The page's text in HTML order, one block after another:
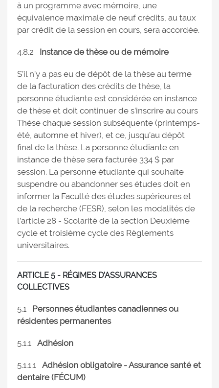
à un programme avec mémoire, une
équivalence maximale de neuf crédits, au taux
par crédit de la session en cours, sera accordée.
4.8.2 Instance de thèse ou de mémoire
S’il n’y a pas eu de dépôt de la thèse au terme
de la facturation des crédits de thèse, la
personne étudiante est considérée en instance
de thèse et doit continuer de s’inscrire au cours
Thèse chaque session subséquente (printemps-
été, automne et hiver), et ce, jusqu’au dépôt
final de la thèse. La personne étudiante en
instance de thèse sera facturée 334 $ par
session. La personne étudiante qui souhaite
suspendre ou abandonner ses études doit en
informer la Faculté des études supérieures et
de la recherche (FESR), selon les modalités de
l’article 28 - Scolarité de la section Deuxième
cycle et troisième cycle des Règlements
universitaires.
ARTICLE 5 - RÉGIMES D’ASSURANCES
COLLECTIVES
5.1 Personnes étudiantes canadiennes ou
résidentes permanentes
5.1.1 Adhésion
5.1.1.1 Adhésion obligatoire - Assurance santé et
dentaire (FÉCUM)